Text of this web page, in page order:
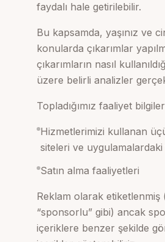
faydalı hale getirilebilir.
Bu kapsamda, yaşınız ve
konularda çıkarımlar
çıkarımların nasıl
üzere belirli analizler
Topladığımız faaliyet
Hizmetlerimizi kullanan
siteleri ve
Satın alma faaliyetleri
Reklam olarak etiketlenmiş
“sponsorlu” gibi) ancak
içeriklere benzer şekilde